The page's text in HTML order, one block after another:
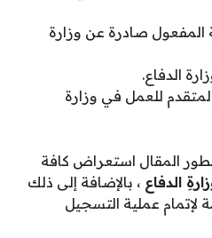
صادرة عن وزارة
الدفاع.
للعمل في وزارة
المقال استعراض كافة
الدفاع ، بالإضافة إلى ذلك
لإتمام عملية التسجيل